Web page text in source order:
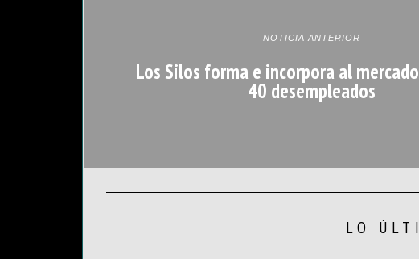
NOTICIA ANTERIOR
Los Silos forma e incorpora al
40 desempleados
LO